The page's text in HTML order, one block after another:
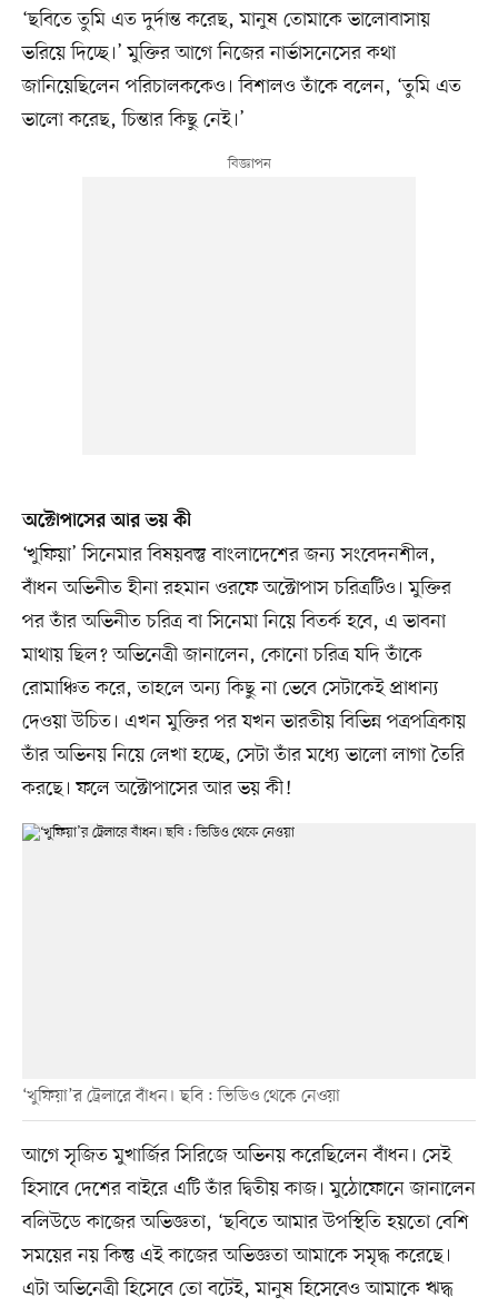
‘ছবিতে তুমি এত দুর্দান্ত করেছ, মানুষ তোমাকে ভালোবাসায়
ভরিয়ে দিচ্ছে।’ মুক্তির আগে নিজের নার্ভাসনেসের কথা
জানিয়েছিলেন পরিচালককেও। বিশালও তাঁকে বলেন, ‘তুমি এত
ভালো করেছ, চিন্তার কিছু নেই।’
অক্টোপাসের আর ভয় কী
‘খুফিয়া’ সিনেমার বিষয়বস্তু বাংলাদেশের জন্য সংবেদনশীল,
বাঁধন অভিনীত হীনা রহমান ওরফে অক্টোপাস চরিত্রটিও। মুক্তির
পর তাঁর অভিনীত চরিত্র বা সিনেমা নিয়ে বিতর্ক হবে, এ ভাবনা
মাথায় ছিল? অভিনেত্রী জানালেন, কোনো চরিত্র যদি তাঁকে
রোমাঞ্চিত করে, তাহলে অন্য কিছু না ভেবে সেটাকেই প্রাধান্য
দেওয়া উচিত। এখন মুক্তির পর যখন ভারতীয় বিভিন্ন পত্রপত্রিকায়
তাঁর অভিনয় নিয়ে লেখা হচ্ছে, সেটা তাঁর মধ্যে ভালো লাগা তৈরি
করছে। ফলে অক্টোপাসের আর ভয় কী!
‘খুফিয়া’র ট্রেলারে বাঁধন। ছবি : ভিডিও থেকে নেওয়া
আগে সৃজিত মুখার্জির সিরিজে অভিনয় করেছিলেন বাঁধন। সেই
হিসাবে দেশের বাইরে এটি তাঁর দ্বিতীয় কাজ। মুঠোফোনে জানালেন
বলিউডে কাজের অভিজ্ঞতা, ‘ছবিতে আমার উপস্থিতি হয়তো বেশি
সময়ের নয় কিন্তু এই কাজের অভিজ্ঞতা আমাকে সমৃদ্ধ করেছে।
এটা অভিনেত্রী হিসেবে তো বটেই, মানুষ হিসেবেও আমাকে ঋদ্ধ